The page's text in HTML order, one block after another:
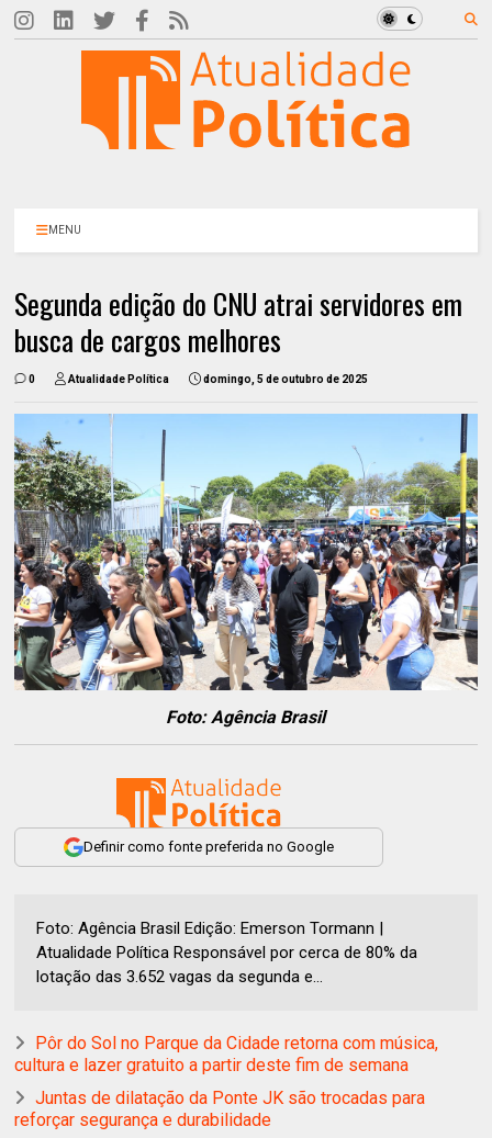
MENU
Segunda edição do CNU atrai servidores em
busca de cargos melhores
0 Atualidade Política domingo, 5 de outubro de 2025
Foto: Agência Brasil
Definir como fonte preferida no Google
Foto: Agência Brasil Edição: Emerson Tormann |
Atualidade Política Responsável por cerca de 80% da
lotação das 3.652 vagas da segunda e...
Pôr do Sol no Parque da Cidade retorna com música,
cultura e lazer gratuito a partir deste fim de semana
Juntas de dilatação da Ponte JK são trocadas para
reforçar segurança e durabilidade